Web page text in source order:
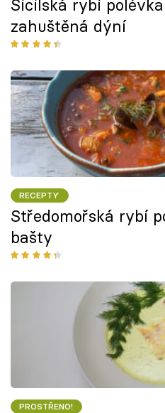
Sicilská rybí
zahuštěná dýní
RECEPTY
Středomořská rybí
bašty
PROSTŘENO!